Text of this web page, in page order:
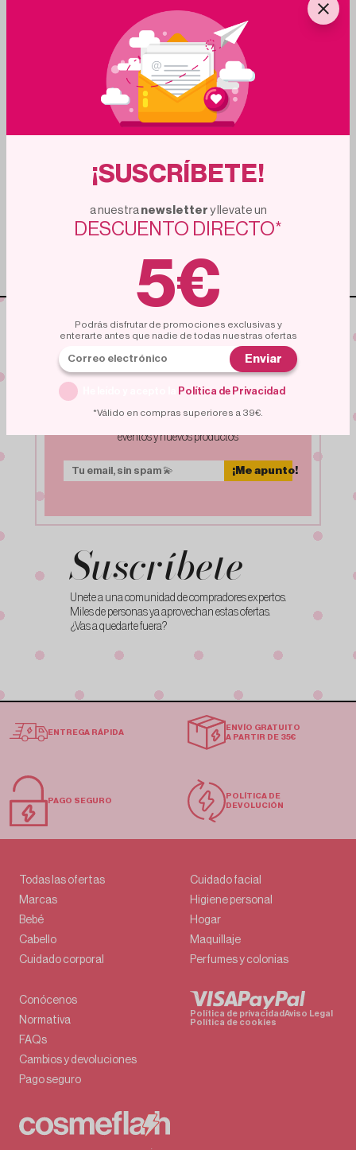
Calgon Gel Antical 4 en 1 750 ml
cupón
5€
para nuevas
suscripciones
Suscribete a nuestra
eventos y nuevos productos
¡Me apunto!
Suscríbete
Unete a una comunidad de compradores expertos.
Miles de personas ya aprovechan estas ofertas.
¿Vas a quedarte fuera?
ENTREGA RÁPIDA
ENVÍO GRATUITO
A PARTIR DE 35€
PAGO SEGURO
POLÍTICA DE
DEVOLUCIÓN
Conócenos
Normativa
FAQs
Cambios y devoluciones
Pago seguro
Todas las ofertas
Marcas
Bebé
Cabello
Cuidado corporal
Cuidado facial
Higiene personal
Hogar
Maquillaje
Perfumes y colonias
Política de privacidadAviso Legal
Política de cookies
¡SUSCRÍBETE!
a nuestra newsletter y llevate un
DESCUENTO DIRECTO*
5€
Podrás disfrutar de promociones exclusivas y
enterarte antes que nadie de todas nuestras ofertas
Enviar
Política de Privacidad
*Válido en compras superiores a 39€.